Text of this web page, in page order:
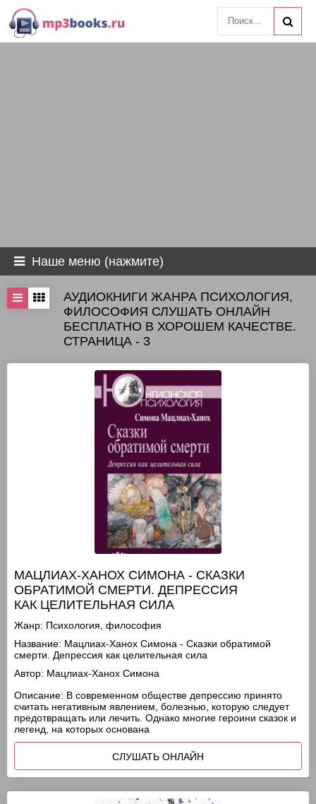
Наше меню (нажмите)
АУДИОКНИГИ ЖАНРА ПСИХОЛОГИЯ,
ФИЛОСОФИЯ СЛУШАТЬ ОНЛАЙН
БЕСПЛАТНО В ХОРОШЕМ КАЧЕСТВЕ.
СТРАНИЦА - 3
МАЦЛИАХ-ХАНОХ СИМОНА - СКАЗКИ
ОБРАТИМОЙ СМЕРТИ. ДЕПРЕССИЯ
КАК ЦЕЛИТЕЛЬНАЯ СИЛА
Жанр: Психология, философия
Название: Мацлиах-Ханох Симона - Сказки обратимой
смерти. Депрессия как целительная сила
Автор: Мацлиах-Ханох Симона
Описание: В современном обществе депрессию принято
считать негативным явлением, болезнью, которую следует
предотвращать или лечить. Однако многие героини сказок и
легенд, на которых основана
СЛУШАТЬ ОНЛАЙН